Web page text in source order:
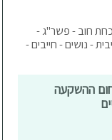
חוב - פשר"ג -
- נושים - חייבים -
ההשקעה